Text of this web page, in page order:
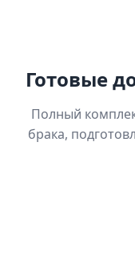
Готовые
Полный
брака,